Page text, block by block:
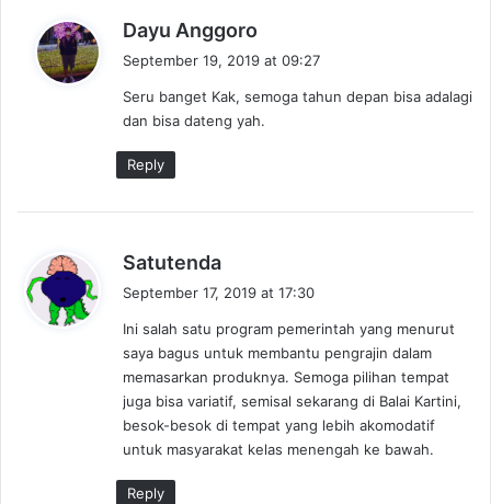
Dayu Anggoro
s
:
September 19, 2019 at 09:27
Seru banget Kak, semoga tahun depan bisa adalagi
dan bisa dateng yah.
Reply
Satutenda
a
s
:
September 17, 2019 at 17:30
Ini salah satu program pemerintah yang menurut
saya bagus untuk membantu pengrajin dalam
memasarkan produknya. Semoga pilihan tempat
juga bisa variatif, semisal sekarang di Balai Kartini,
besok-besok di tempat yang lebih akomodatif
untuk masyarakat kelas menengah ke bawah.
Reply